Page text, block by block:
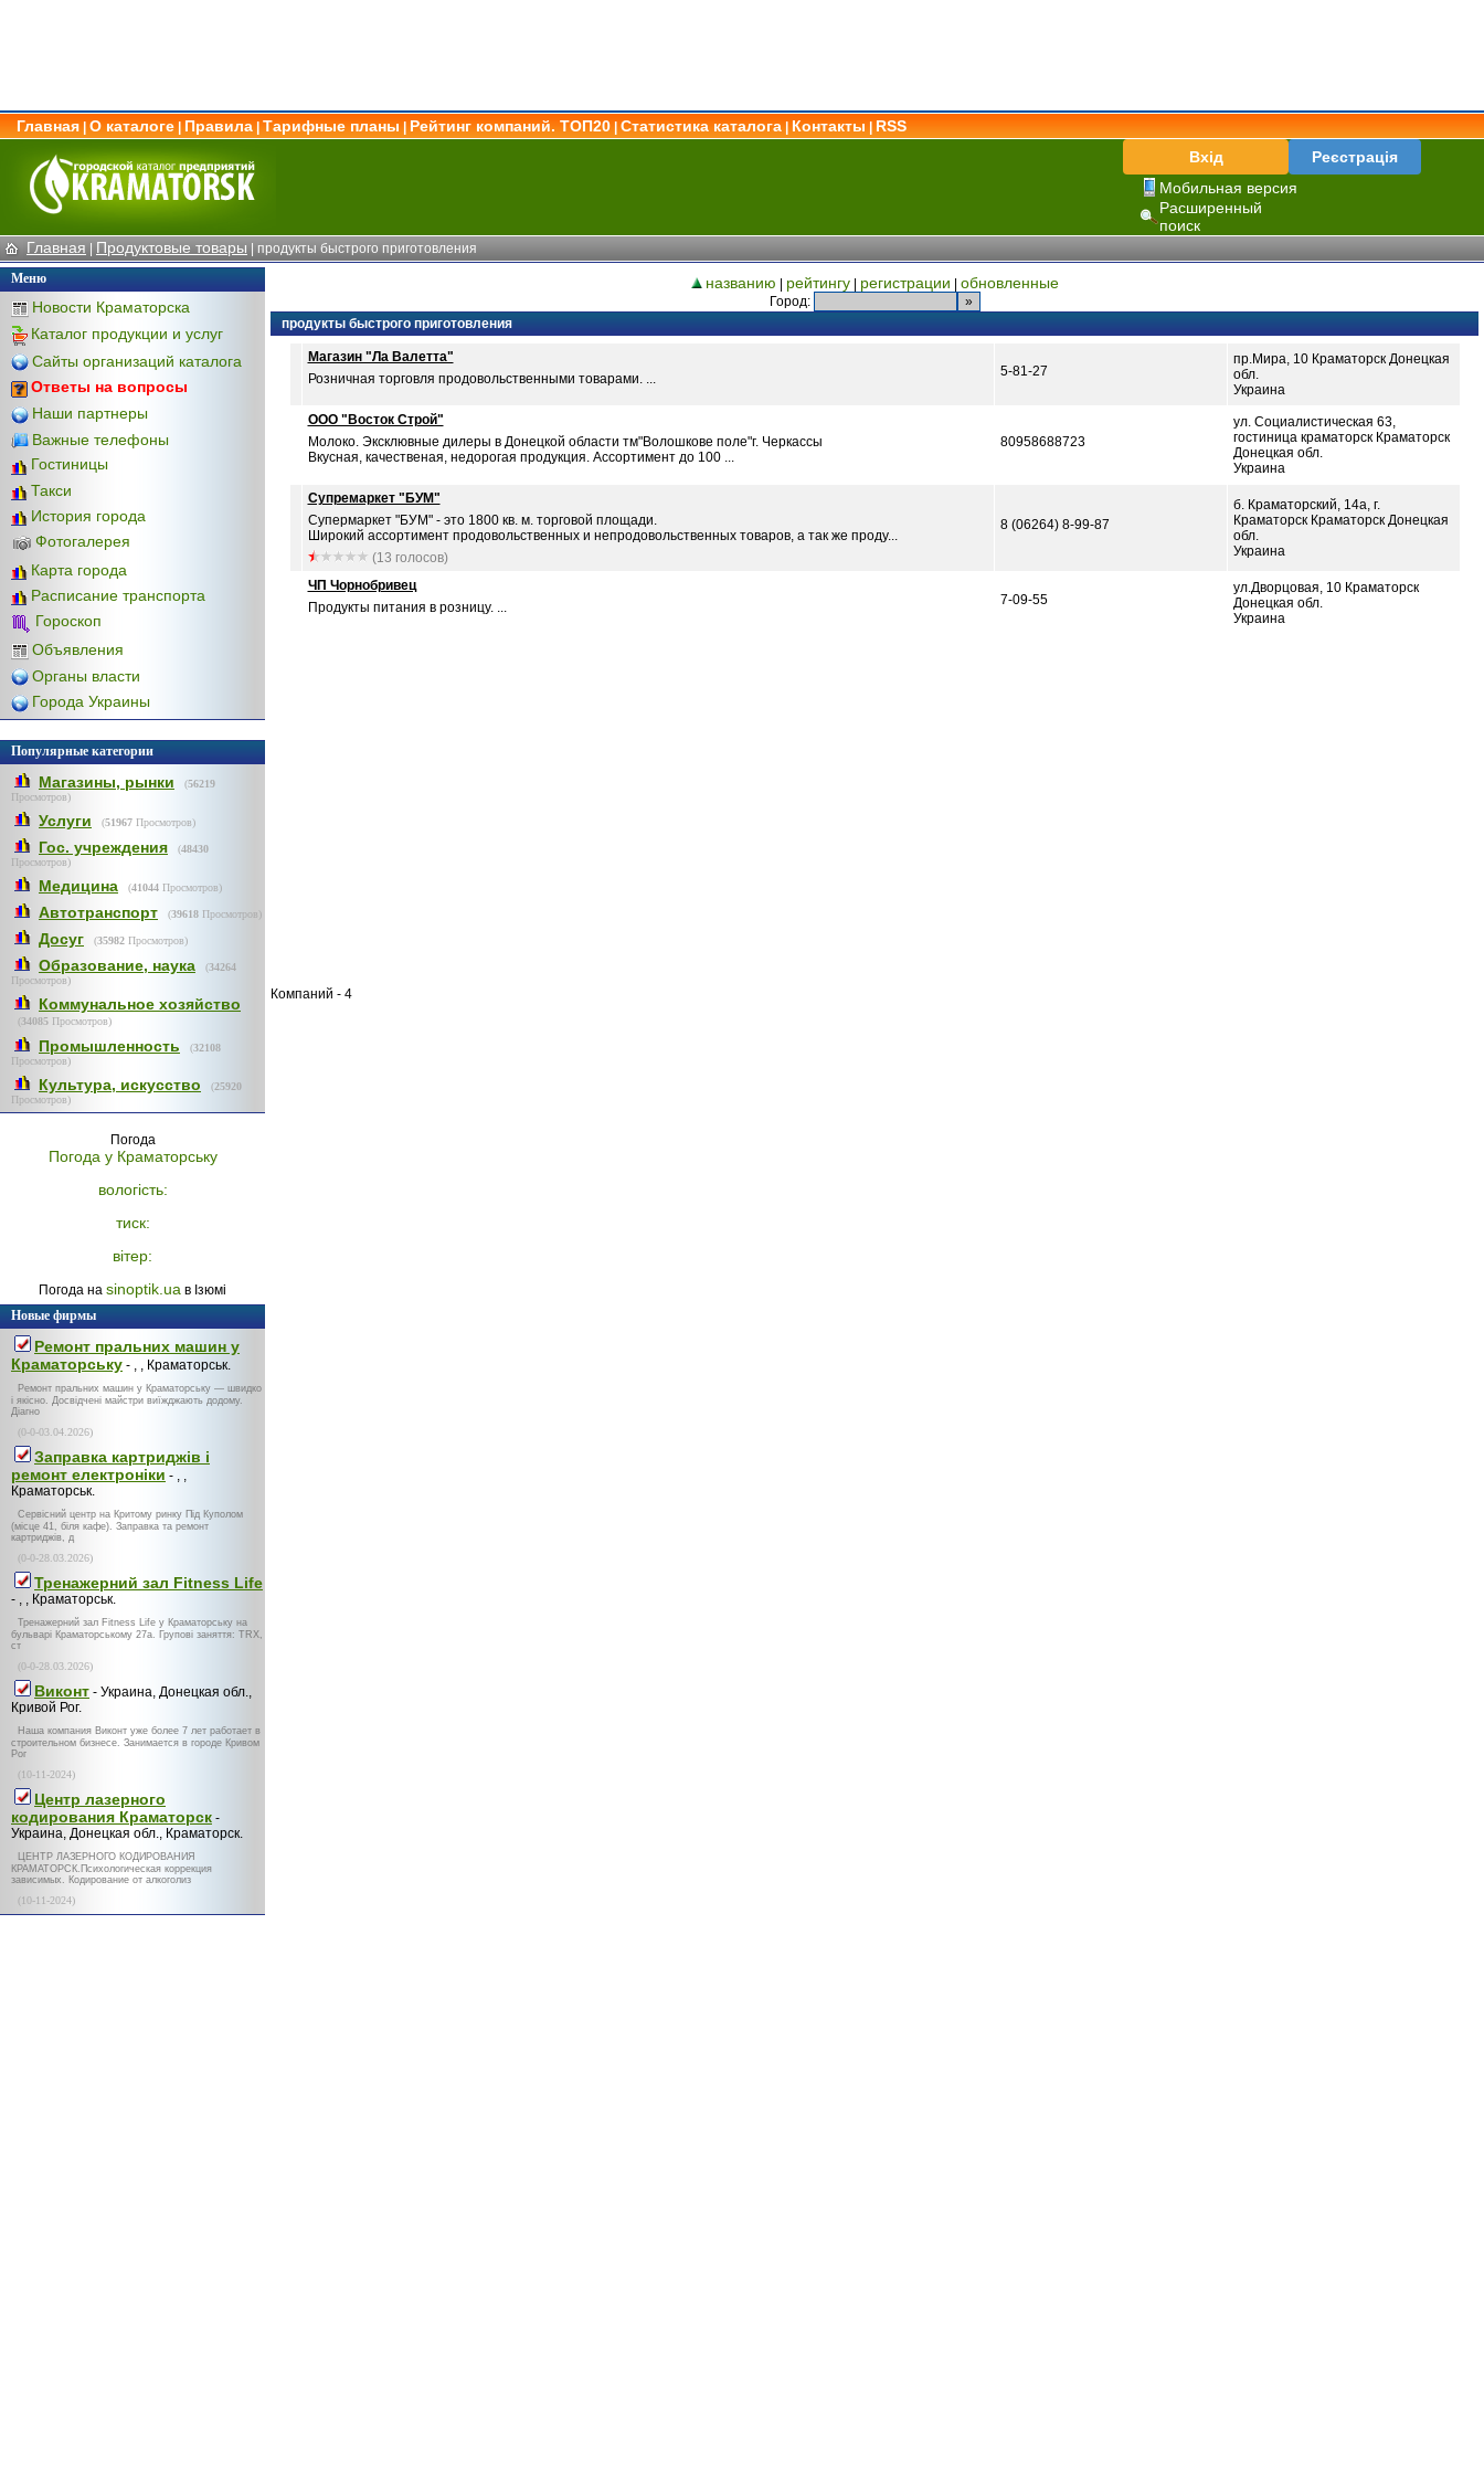
Главная О каталоге Правила Тарифные планы Рейтинг компаний. ТОП20 Статистика каталога Контакты
RSS
Вхід
Реєстрація
Мобильная версия
Расширенный
поиск
Главная | Продуктовые товары | продукты быстрого приготовления
Меню
Новости Краматорска
Каталог продукции и услуг
Сайты организаций каталога
Ответы на вопросы
Наши партнеры
Важные телефоны
Гостиницы
Такси
История города
Фотогалерея
Карта города
Расписание транспорта
Гороскоп
Объявления
Органы власти
Города Украины
Популярные категории
Магазины, рынки (56219
Просмотров)
Услуги (51967 Просмотров)
Гос. учреждения (48430
Просмотров)
Медицина (41044 Просмотров)
Автотранспорт (39618 Просмотров)
Досуг (35982 Просмотров)
Образование, наука (34264
Просмотров)
Коммунальное хозяйство
(34085 Просмотров)
Промышленность (32108
Просмотров)
Культура, искусство (25920
Просмотров)
Погода
Погода у Краматорську
вологість:
тиск:
вітер:
Погода на sinoptik.ua в Ізюмі
Новые фирмы
Ремонт пральних машин у
Краматорську - , , Краматорськ.
Ремонт пральних машин у Краматорську — швидко
і якісно. Досвідчені майстри виїжджають додому.
Діагно
(0-0-03.04.2026)
Заправка картриджів і
ремонт електроніки - , ,
Краматорськ.
Сервісний центр на Критому ринку Під Куполом
(місце 41, біля кафе). Заправка та ремонт
картриджів, д
(0-0-28.03.2026)
Тренажерний зал Fitness Life
- , , Краматорськ.
Тренажерний зал Fitness Life у Краматорську на
бульварі Краматорському 27а. Групові заняття: TRX,
ст
(0-0-28.03.2026)
Виконт - Украина, Донецкая обл.,
Кривой Рог.
Наша компания Виконт уже более 7 лет работает в
строительном бизнесе. Занимается в городе Кривом
Рог
(10-11-2024)
Центр лазерного
кодирования Краматорск -
Украина, Донецкая обл., Краматорск.
ЦЕНТР ЛАЗЕРНОГО КОДИРОВАНИЯ
КРАМАТОРСК.Психологическая коррекция
зависимых. Кодирование от алкоголиз
(10-11-2024)
названию рейтингу| регистрации обновленные
Город:
продукты быстрого приготовления
Магазин "Ла Валетта"
Розничная торговля продовольственными товарами. ...
5-81-27
пр.Мира, 10 Краматорск Донецкая
обл.
Украина
ООО "Восток Строй"
Молоко. Эксклювные дилеры в Донецкой области тм"Волошкове поле"г. Черкассы
Вкусная, качественая, недорогая продукция. Ассортимент до 100 ...
80958688723
ул. Социалистическая 63,
гостиница краматорск Краматорск
Донецкая обл.
Украина
Супремаркет "БУМ"
Супермаркет "БУМ" - это 1800 кв. м. торговой площади.
Широкий ассортимент продовольственных и непродовольственных товаров, а так же проду...
(13 голосов)
8 (06264) 8-99-87
б. Краматорский, 14а, г.
Краматорск Краматорск Донецкая
обл.
Украина
ЧП Чорнобривец
Продукты питания в розницу. ...
7-09-55
ул.Дворцовая, 10 Краматорск
Донецкая обл.
Украина
Компаний - 4